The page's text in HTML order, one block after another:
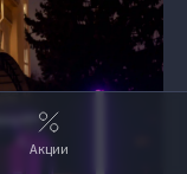
Акции